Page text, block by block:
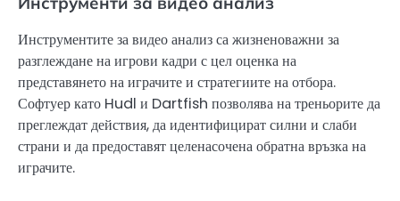
Инструментите за видео анализ са жизненоважни за
разглеждане на игрови кадри с цел оценка на
представянето на играчите и стратегиите на отбора.
Софтуер като Hudl и Dartfish позволява на треньорите да
преглеждат действия, да идентифицират силни и слаби
страни и да предоставят целенасочена обратна връзка на
играчите.